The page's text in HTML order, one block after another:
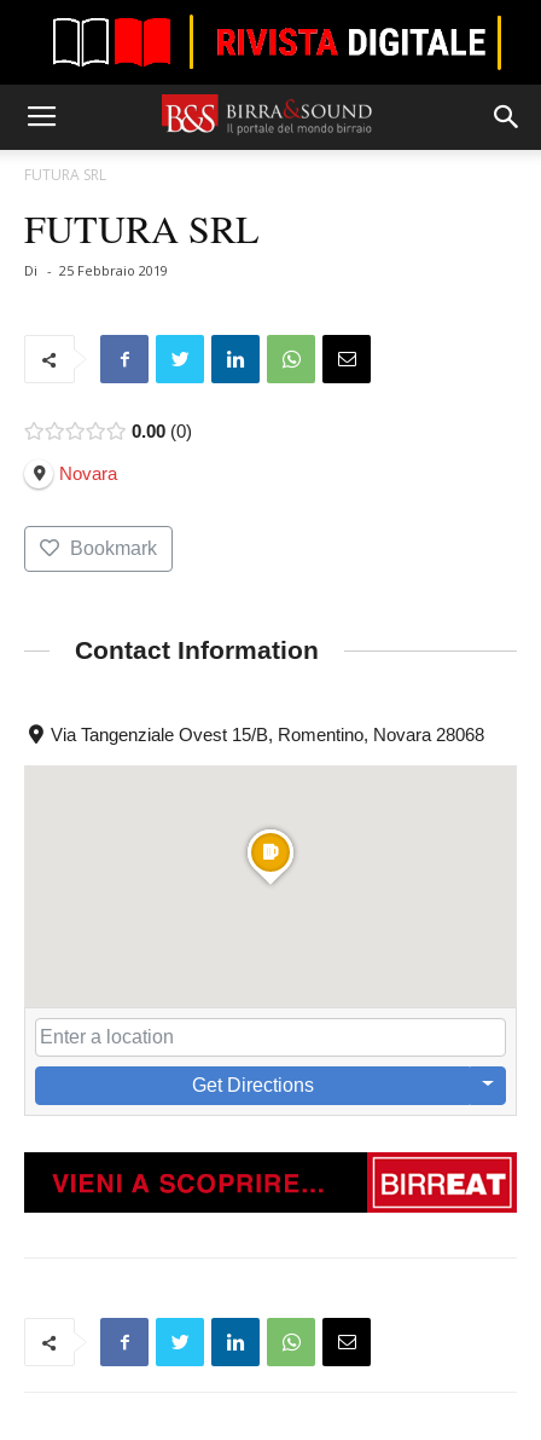
FUTURA SRL
FUTURA SRL
Di - 25 Febbraio 2019
0.00 0
Novara
Bookmark
Contact Information
Via Tangenziale Ovest 15/B, Romentino, Novara 28068
Get Directions